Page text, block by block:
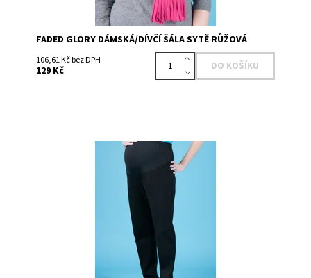
FADED GLORY DÁMSKÁ/DÍVČÍ ŠÁLA SYTĚ RŮŽOVÁ
106,61 Kč bez DPH
129 Kč
Skladem 1
10572100BK